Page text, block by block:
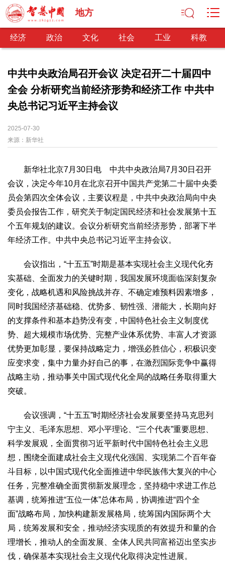
地方
经济 政治 文化 社会 工业 科教
经济
经济观察 产业纵横 区域经济
经济转型
政治
网文推荐
文化
中华文化 核心价值 文化产业 文化事业
艺术百家
文化观察
智海钩沉
社会治理 社会保障 城乡发展 民生建设
工业
装备制造 智能制造 制造2025 大国工匠
科教
科技观察 创新前沿 智慧教育 职业教育
三农
国防
国际
中国与世界 国际视点 国际合作 他山之石
生态
生态文明 能源资源 环境保护 地方生态 休闲旅游
视频
访谈 动态
地方
中共中央政治局召开会议 决定召开二十届四中
全会 分析研究当前经济形势和经济工作 中共中
央总书记习近平主持会议
2025-07-30
来源： 新华社
新华社北京7月30日电 中共中央政治局7月30日召开
会议，决定今年10月在北京召开中国共产党第二十届中央委
员会第四次全体会议，主要议程是，中共中央政治局向中央
委员会报告工作，研究关于制定国民经济和社会发展第十五
个五年规划的建议。会议分析研究当前经济形势，部署下半
年经济工作。中共中央总书记习近平主持会议。
会议指出，“十五五”时期是基本实现社会主义现代化夯
实基础、全面发力的关键时期，我国发展环境面临深刻复杂
变化，战略机遇和风险挑战并存、不确定难预料因素增多，
同时我国经济基础稳、优势多、韧性强、潜能大，长期向好
的支撑条件和基本趋势没有变，中国特色社会主义制度优
势、超大规模市场优势、完整产业体系优势、丰富人才资源
优势更加彰显，要保持战略定力，增强必胜信心，积极识变
应变求变，集中力量办好自己的事，在激烈国际竞争中赢得
战略主动，推动事关中国式现代化全局的战略任务取得重大
突破。
会议强调，“十五五”时期经济社会发展要坚持马克思列
宁主义、毛泽东思想、邓小平理论、“三个代表”重要思想、
科学发展观，全面贯彻习近平新时代中国特色社会主义思
想，围绕全面建成社会主义现代化强国、实现第二个百年奋
斗目标，以中国式现代化全面推进中华民族伟大复兴的中心
任务，完整准确全面贯彻新发展理念，坚持稳中求进工作总
基调，统筹推进“五位一体”总体布局，协调推进“四个全
面”战略布局，加快构建新发展格局，统筹国内国际两个大
局，统筹发展和安全，推动经济实现质的有效提升和量的合
理增长，推动人的全面发展、全体人民共同富裕迈出坚实步
伐，确保基本实现社会主义现代化取得决定性进展。